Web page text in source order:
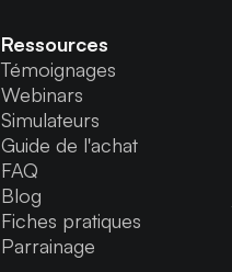
Ressources
Témoignages
Webinars
Simulateurs
Guide de l'achat
FAQ
Blog
Fiches pratiques
Parrainage